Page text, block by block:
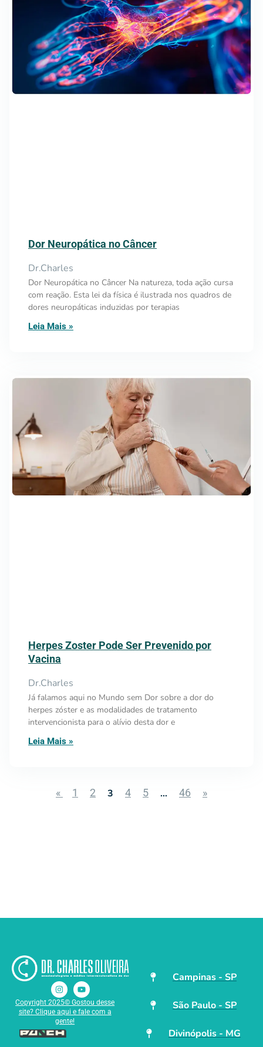
Dor Neuropática no Câncer
Dr.Charles
Dor Neuropática no Câncer Na natureza, toda ação cursa
com reação. Esta lei da física é ilustrada nos quadros de
dores neuropáticas induzidas por terapias
Leia Mais »
Herpes Zoster Pode Ser Prevenido por
Vacina
Dr.Charles
Já falamos aqui no Mundo sem Dor sobre a dor do
herpes zóster e as modalidades de tratamento
intervencionista para o alívio desta dor e
Leia Mais »
« 1 2 3 4 5 … 46 »
Copyright 2025© Gostou desse
site? Clique aqui e fale com a
gente!
Campinas - SP
São Paulo - SP
Divinópolis - MG